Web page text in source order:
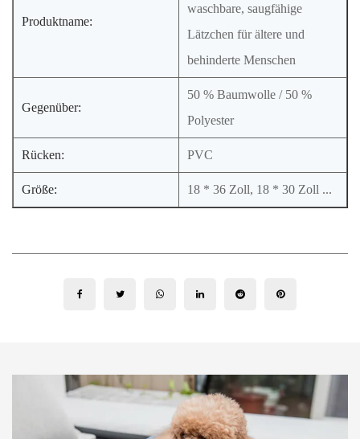
Produktname:
waschbare, saugfähige
Lätzchen für ältere und
behinderte Menschen
Gegenüber:
50 % Baumwolle / 50 %
Polyester
Rücken: PVC
Größe: 18 * 36 Zoll, 18 * 30 Zoll ...